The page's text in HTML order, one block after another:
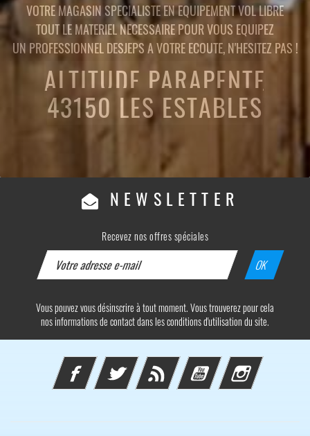
VOTRE MAGASIN SPECIALISTE EN EQUIPEMENT VOL LIBRE
TOUT LE MATERIEL NECESSAIRE POUR VOUS EQUIPEZ
UN PROFESSIONNEL DESJEPS A VOTRE ECOUTE, N'HESITEZ PAS !
ALTITUDE PARAPENTE
43150 LES ESTABLES
NEWSLETTER
Recevez nos offres spéciales
Vous pouvez vous désinscrire à tout moment. Vous trouverez pour cela
nos informations de contact dans les conditions d'utilisation du site.
FacebookTwitter Rss YouTube Instagram